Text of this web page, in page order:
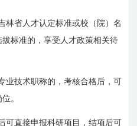
林省人才认定标准或校（院）名
标准的，享受人才政策相关待
业技术职称的，考核合格后，可
。
可直接申报科研项目，结项后可